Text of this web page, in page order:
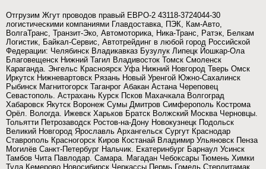
Отгрузим Жгут проводов правый ЕВРО-2 43118-3724044-30
логистическими компаниями Главдоставка, ПЭК, Кам-Авто,
ВолгаТранс, Транзит-Эко, Автомоторика, Ника-Транс, Ратэк, Белкам
Логистик, Байкал-Сервис, Автотрейдинг в любой город Российской
Федерации: Челябинск Владикавказ Бузулук Липецк Йошкар-Ола
Благовещенск Нижний Тагил Владивосток Томск Смоленск
Караганда. Энгельс Красноярск Уфа Нижний Новгород Тверь Омск
Иркутск Нижневартовск Рязань Новый Уренгой Южно-Сахалинск
Рыбинск Магнитогорск Таганрог Абакан Астана Череповец
Севастополь. Астрахань Курск Псков Махачкала Волгоград
Хабаровск Якутск Воронеж Сумы Дмитров Симферополь Кострома
Орёл. Вологда. Ижевск Харьков Братск Волжский Москва Черновцы.
Тольятти Петрозаводск Ростов-на-Дону Новокузнецк Подольск
Великий Новгород Ярославль Архангельск Сургут Краснодар
Ставрополь Красногорск Киров Костанай Владимир Ульяновск Пенза
Могилёв Санкт-Петербург Нальчик. Екатеринбург Барнаул Усинск
Тамбов Чита Павлодар. Самара. Магадан Чебоксары Тюмень Химки
Тула Кемерово Новосибирск Черкассы Пермь Гомель Стерлитамак